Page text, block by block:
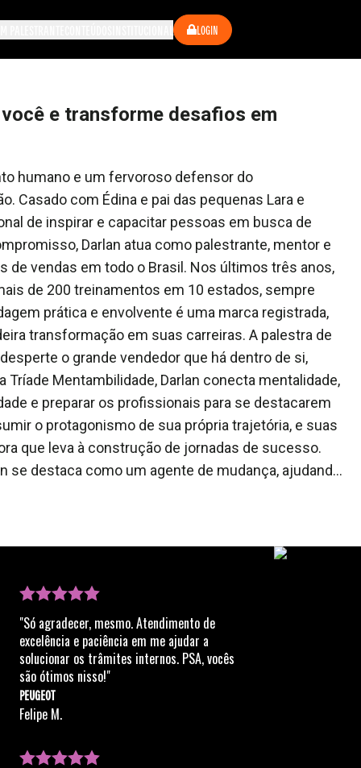
LOGIN
e transforme desafios em
humano e um fervoroso defensor do
Casado com Édina e pai das pequenas Lara e
de inspirar e capacitar pessoas em busca de
Darlan atua como palestrante, mentor e
de vendas em todo o Brasil. Nos últimos três anos,
de 200 treinamentos em 10 estados, sempre
prática e envolvente é uma marca registrada,
transformação em suas carreiras. A palestra de
o grande vendedor que há dentro de si,
Mentambilidade, Darlan conecta mentalidade,
e preparar os profissionais para se destacarem
o protagonismo de sua própria trajetória, e suas
que leva à construção de jornadas de sucesso.
se destaca como um agente de mudança, ajudando
"Só agradecer, mesmo. Atendimento de
excelência e paciência em me ajudar a
solucionar os trâmites internos. PSA, vocês
são ótimos nisso!"
PEUGEOT
Felipe M.